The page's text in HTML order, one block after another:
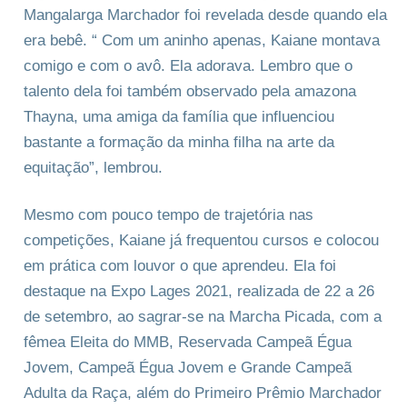
Mangalarga Marchador foi revelada desde quando ela
era bebê. “ Com um aninho apenas, Kaiane montava
comigo e com o avô. Ela adorava. Lembro que o
talento dela foi também observado pela amazona
Thayna, uma amiga da família que influenciou
bastante a formação da minha filha na arte da
equitação”, lembrou.
Mesmo com pouco tempo de trajetória nas
competições, Kaiane já frequentou cursos e colocou
em prática com louvor o que aprendeu. Ela foi
destaque na Expo Lages 2021, realizada de 22 a 26
de setembro, ao sagrar-se na Marcha Picada, com a
fêmea Eleita do MMB, Reservada Campeã Égua
Jovem, Campeã Égua Jovem e Grande Campeã
Adulta da Raça, além do Primeiro Prêmio Marchador